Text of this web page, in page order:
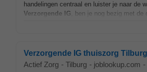
handelingen centraal en luister je naar de
Verzorgende IG , ben je nog bezig met
Verzorgende IG thuiszorg Tilburg
Actief Zorg - Tilburg - joblookup.com -